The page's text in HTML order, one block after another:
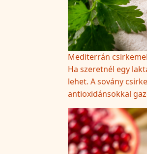
Mediterrán
Ha szeretnél egy
lehet. A sovány
antioxidánsokkal